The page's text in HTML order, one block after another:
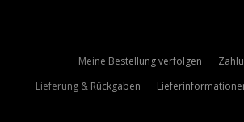
Meine Bestellung verfolgen
Lieferung & Rückgaben